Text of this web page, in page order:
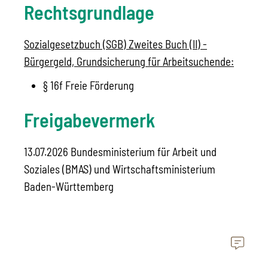
Rechtsgrundlage
Sozialgesetzbuch (SGB) Zweites Buch (II) -
Bürgergeld, Grundsicherung für Arbeitsuchende:
§ 16f Freie Förderung
Freigabevermerk
13.07.2026 Bundesministerium für Arbeit und
Soziales (BMAS) und Wirtschaftsministerium
Baden-Württemberg